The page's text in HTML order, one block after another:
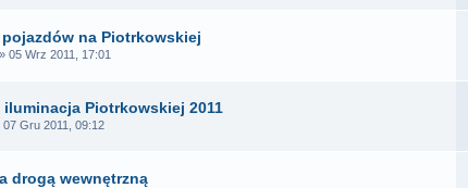
na Piotrkowskiej
» 05 Wrz 2011, 17:01
iluminacja Piotrkowskiej 2011
07 Gru 2011, 09:12
drogą wewnętrzną